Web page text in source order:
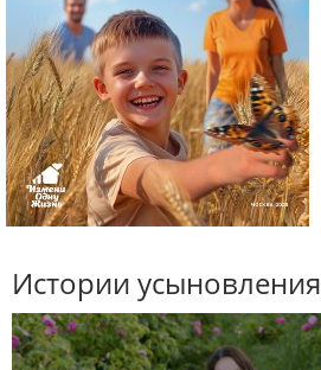
Истории усыновления